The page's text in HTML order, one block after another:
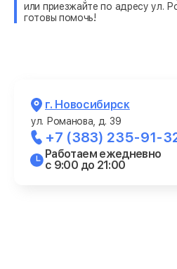
или приезжайте по адресу ул.
готовы помочь!
г. Новосибирск
ул. Романова, д. 39
+7 (383) 235-91-
Работаем ежедневно
с 9:00 до 21:00